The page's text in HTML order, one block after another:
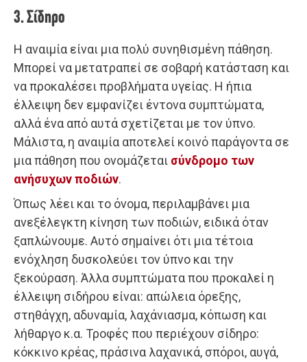
3. Σίδηρο
Η αναιμία είναι μια πολύ συνηθισμένη πάθηση.
Μπορεί να μετατραπεί σε σοβαρή κατάσταση και
να προκαλέσει προβλήματα υγείας. Η ήπια
έλλειψη δεν εμφανίζει έντονα συμπτώματα,
αλλά ένα από αυτά σχετίζεται με τον ύπνο.
Μάλιστα, η αναιμία αποτελεί κοινό παράγοντα σε
μια πάθηση που ονομάζεται σύνδρομο των
ανήσυχων ποδιών.
Όπως λέει και το όνομα, περιλαμβάνει μια
ανεξέλεγκτη κίνηση των ποδιών, ειδικά όταν
ξαπλώνουμε. Αυτό σημαίνει ότι μια τέτοια
ενόχληση δυσκολεύει τον ύπνο και την
ξεκούραση. Άλλα συμπτώματα που προκαλεί η
έλλειψη σιδήρου είναι: απώλεια όρεξης,
στηθάγχη, αδυναμία, λαχάνιασμα, κόπωση και
λήθαργο κ.α. Τροφές που περιέχουν σίδηρο:
κόκκινο κρέας, πράσινα λαχανικά, σπόροι, αυγά,